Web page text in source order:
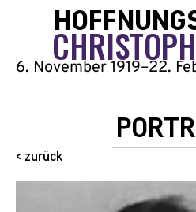
6. November 1919–22.
< zurück